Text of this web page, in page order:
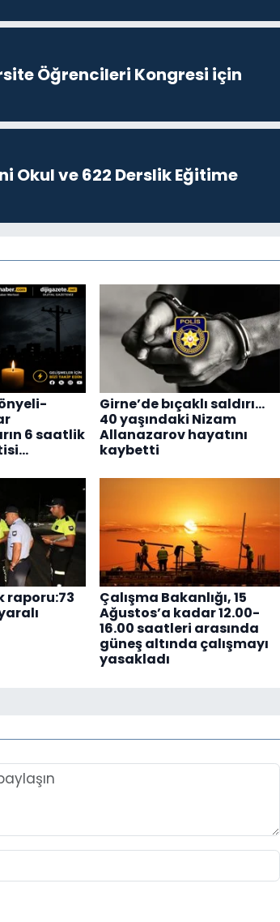
Öğrencileri Kongresi için
Okul ve 622 Derslik Eğitime
6 saatlik
Girne’de bıçaklı saldırı…
40 yaşındaki Nizam
Allanazarov hayatını
kaybetti
raporu:73
Çalışma Bakanlığı, 15
Ağustos’a kadar 12.00-
16.00 saatleri arasında
güneş altında çalışmayı
yasakladı